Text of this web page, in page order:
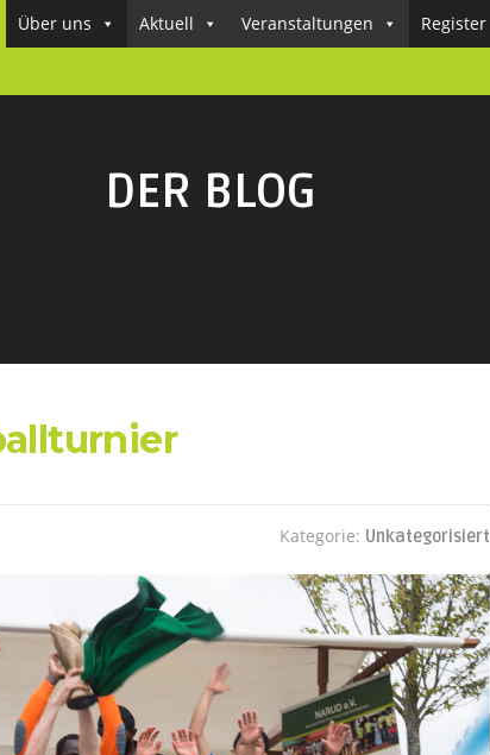
Über uns Aktuell Veranstaltungen Register
DER BLOG
Kategorie: Unkategorisiert